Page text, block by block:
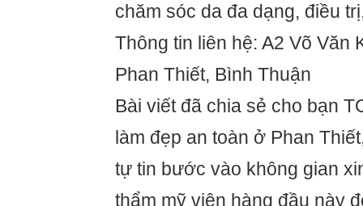
chăm sóc da đa dạng, điều
Thông tin liên hệ: A2 Võ Văn
Phan Thiết, Bình Thuận
Bài viết đã chia sẻ cho bạn
làm đẹp an toàn ở Phan
tự tin bước vào không gian
thẩm mỹ viện hàng đầu này